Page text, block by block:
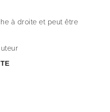
à droite et peut être